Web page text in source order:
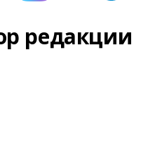
редакции